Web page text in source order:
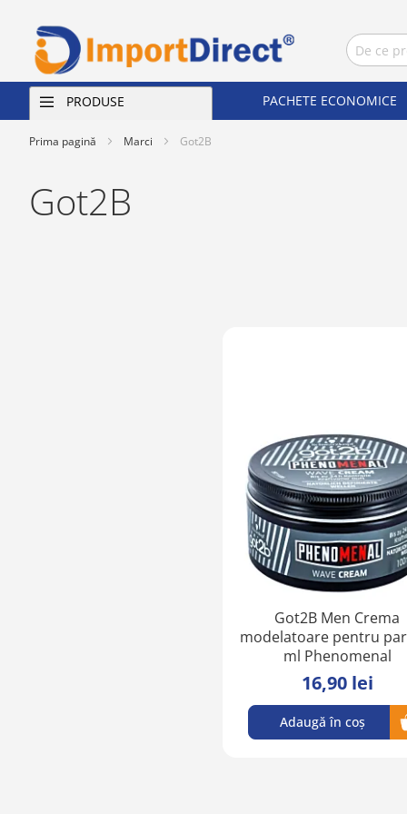
PRODUSE PACHETE ECONOMICE
Prima pagină Marci Got2B
Got2B
Got2B Men Crema
modelatoare pentru
ml Phenomenal
16,90 lei
Adaugă în coș